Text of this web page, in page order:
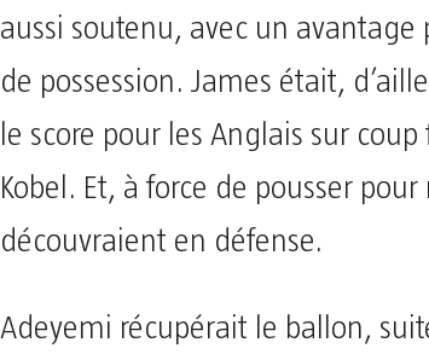
aussi soutenu, avec un avantage
de possession. James était,
le score pour les Anglais sur
Kobel. Et, à force de pousser
découvraient en défense.
Adeyemi récupérait le ballon,